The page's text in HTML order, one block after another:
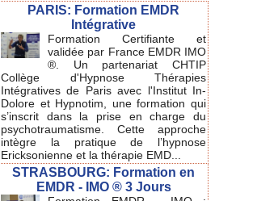
PARIS: Formation EMDR
Intégrative
Formation Certifiante et
validée par France EMDR IMO
®. Un partenariat CHTIP
Collège d'Hypnose Thérapies
Intégratives de Paris avec l'Institut In-
Dolore et Hypnotim, une formation qui
s’inscrit dans la prise en charge du
psychotraumatisme. Cette approche
intègre la pratique de l’hypnose
Ericksonienne et la thérapie EMD...
STRASBOURG: Formation en
EMDR - IMO ® 3 Jours